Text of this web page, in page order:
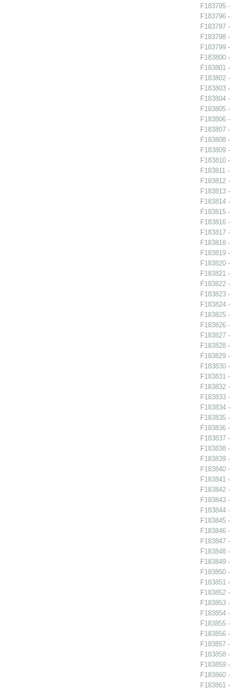
F183795
F183796
F183797
F183798
F183799
F183800
F183801
F183802
F183803
F183804
F183805
F183806
F183807
F183808
F183809
F183810
F183811
F183812
F183813
F183814
F183815
F183816
F183817
F183818
F183819
F183820
F183821
F183822
F183823
F183824
F183825
F183826
F183827
F183828
F183829
F183830
F183831
F183832
F183833
F183834
F183835
F183836
F183837
F183838
F183839
F183840
F183841
F183842
F183843
F183844
F183845
F183846
F183847
F183848
F183849
F183850
F183851
F183852
F183853
F183854
F183855
F183856
F183857
F183858
F183859
F183860
F183861